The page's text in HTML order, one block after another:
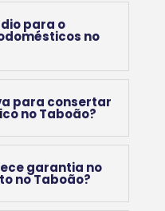
para o
no
para consertar
no Taboão?
garantia no
no Taboão?